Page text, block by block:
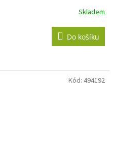
Skladem
Do košíku
Kód: 494192